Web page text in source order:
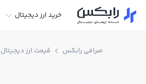
خرید ارز دیجیتال
صرافی رابکس قیمت ارز دیجیتال